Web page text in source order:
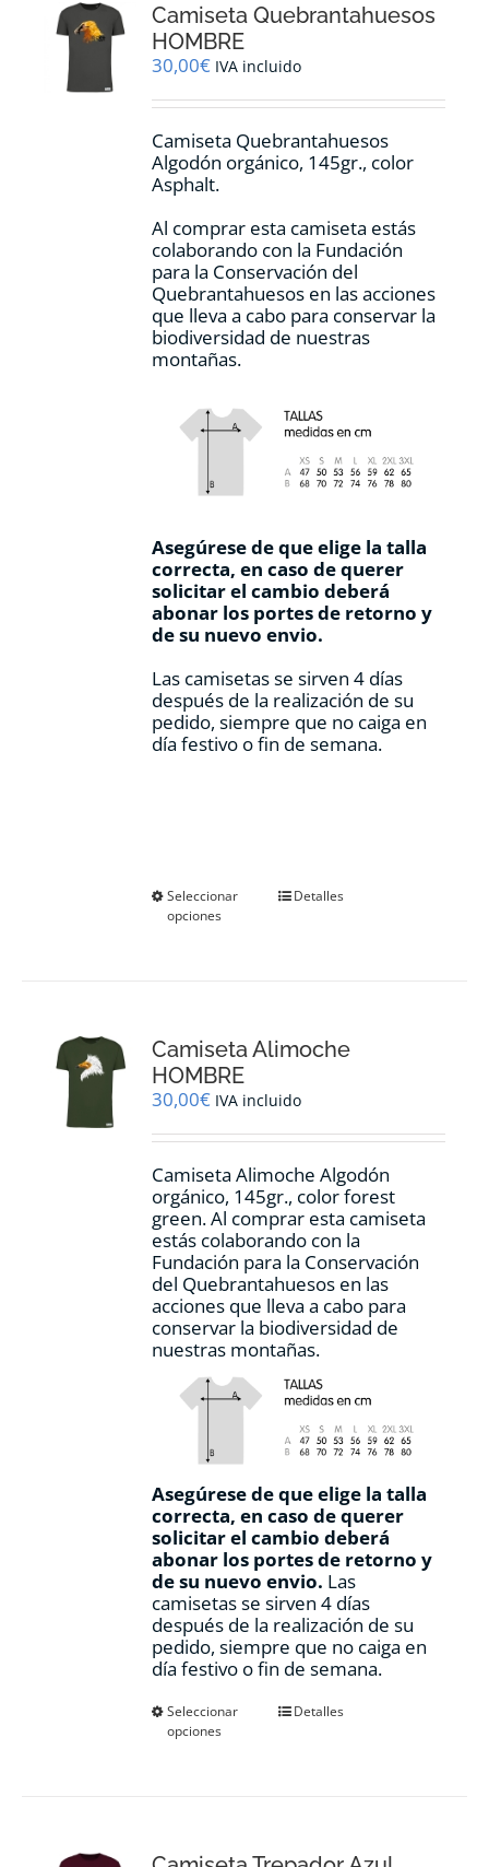
Camiseta Quebrantahuesos
HOMBRE
30,00€ IVA incluido
Camiseta Quebrantahuesos
Algodón orgánico, 145gr., color
Asphalt.
Al comprar esta camiseta estás
colaborando con la Fundación
para la Conservación del
Quebrantahuesos en las acciones
que lleva a cabo para conservar la
biodiversidad de nuestras
montañas.
Asegúrese de que elige la talla
correcta, en caso de querer
solicitar el cambio deberá
abonar los portes de retorno y
de su nuevo envio.
Las camisetas se sirven 4 días
después de la realización de su
pedido, siempre que no caiga en
día festivo o fin de semana.
Seleccionar
opciones
Este
se
elegir
la
de
producto
Detalles
Camiseta Alimoche
HOMBRE
30,00€ IVA incluido
Camiseta Alimoche Algodón
orgánico, 145gr., color forest
green. Al comprar esta camiseta
estás colaborando con la
Fundación para la Conservación
del Quebrantahuesos en las
acciones que lleva a cabo para
conservar la biodiversidad de
nuestras montañas.
Asegúrese de que elige la talla
correcta, en caso de querer
solicitar el cambio deberá
abonar los portes de retorno y
de su nuevo envio. Las
camisetas se sirven 4 días
después de la realización de su
pedido, siempre que no caiga en
día festivo o fin de semana.
Seleccionar
opciones
EsteDetalles